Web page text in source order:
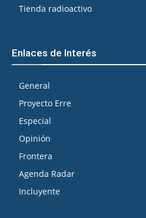
Tienda radioactivo
Enlaces de Interés
General
Proyecto Erre
Especial
Opinión
Frontera
Agenda Radar
Incluyente